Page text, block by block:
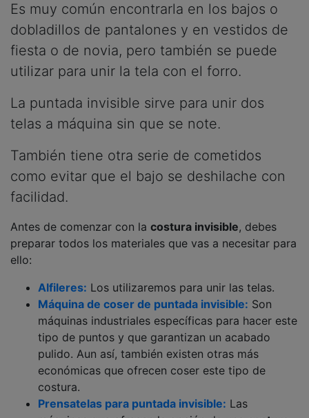
Es muy común encontrarla en los bajos o
dobladillos de pantalones y en vestidos de
fiesta o de novia, pero también se puede
utilizar para unir la tela con el forro.
La puntada invisible sirve para unir dos
telas a máquina sin que se note.
También tiene otra serie de cometidos
como evitar que el bajo se deshilache con
facilidad.
Antes de comenzar con la costura invisible, debes
preparar todos los materiales que vas a necesitar para
ello:
Alfileres: Los utilizaremos para unir las telas.
Máquina de coser de puntada invisible: Son
máquinas industriales específicas para hacer este
tipo de puntos y que garantizan un acabado
pulido. Aun así, también existen otras más
económicas que ofrecen coser este tipo de
costura.
Prensatelas para puntada invisible: Las